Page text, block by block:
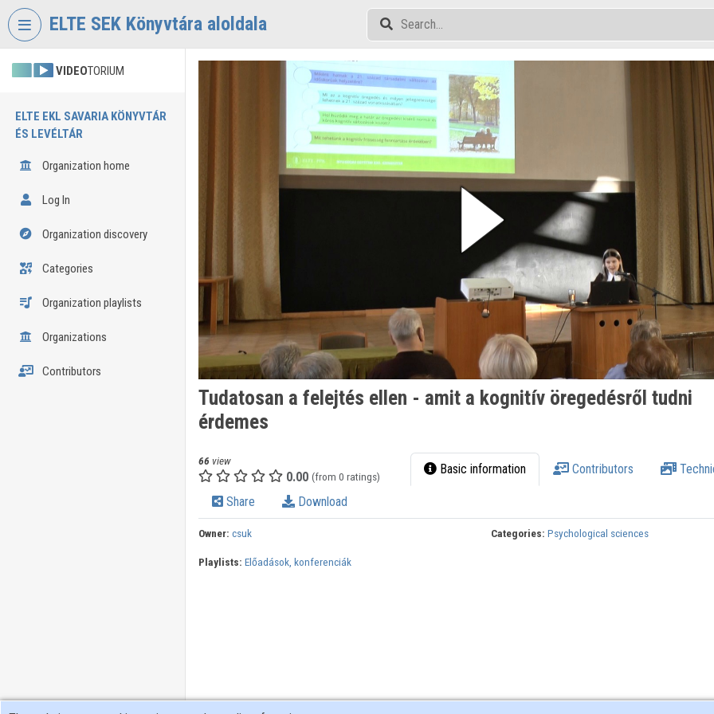
Skip header
ELTE SEK Könyvtára aloldala
VIDEOTORIUM
ELTE EKL SAVARIA KÖNYVTÁR
ÉS LEVÉLTÁR
Organization home
Log In
Organization discovery
Categories
Organization playlists
Organizations
Contributors
Tudatosan a felejtés ellen - amit a kognitív öregedésről tudni
érdemes
66 view
0.00 (from 0 ratings) Basic information Contributors
Share Download
Owner: csuk Categories: Psychological sciences
Playlists: Előadások, konferenciák